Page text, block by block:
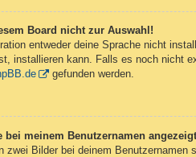
Board nicht zur Auswahl!
entweder deine Sprache nicht
installieren kann. Falls es noch nicht
gefunden werden.
meinem Benutzernamen
zwei Bilder bei deinem